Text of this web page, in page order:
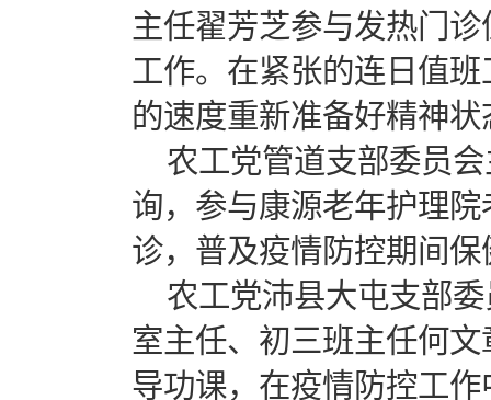
主任翟芳芝参与发热门
工作。在紧张的连日值
的速度重新准备好精神
农工党管道支部委员
询，参与康源老年护理
诊，普及疫情防控期间保
农工党沛县大屯支部
室主任、初三班主任何
导功课，在疫情防控工